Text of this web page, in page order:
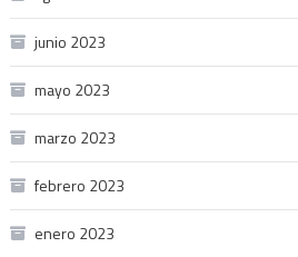
junio 2023
mayo 2023
marzo 2023
febrero 2023
enero 2023